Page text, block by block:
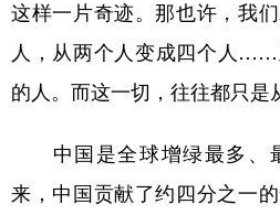
这样一片奇迹。那也许，我
人，从两个人变成四个人
的人。而这一切，往往都只是
中国是全球增绿最多、
来，中国贡献了约四分之一